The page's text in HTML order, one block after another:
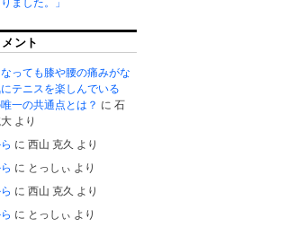
ント
っても膝や腰の痛みがな
にテニスを楽しんでいる
一の共通点とは？ に石
より
に西山 克久 より
に とっしぃ より
に西山 克久 より
に とっしぃ より